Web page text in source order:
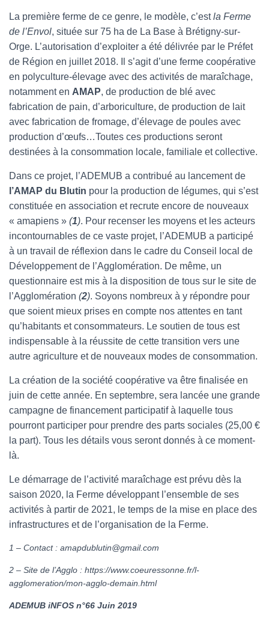
La première ferme de ce genre, le modèle, c’estla Ferme
de l’Envol, située sur 75 ha de La Base à Brétigny-sur-
Orge. L’autorisation d’exploiter a été délivrée par le Préfet
de Région en juillet 2018. Il s’agit d’une ferme coopérative
en polyculture-élevage avec des activités de maraîchage,
notamment en AMAP, de production de blé avec
fabrication de pain, d’arboriculture, de production de lait
avec fabrication de fromage, d’élevage de poules avec
production d’œufs…Toutes ces productions seront
destinées à la consommation locale, familiale et collective.
Dans ce projet, l’ADEMUB a contribué au lancement de
l’AMAP du Blutin pour la production de légumes, qui s’est
constituée en association et recrute encore de nouveaux
« amapiens » (1). Pour recenser les moyens et les acteurs
incontournables de ce vaste projet, l’ADEMUB a participé
à un travail de réflexion dans le cadre du Conseil local de
Développement de l’Agglomération. De même, un
questionnaire est mis à la disposition de tous sur le site de
l’Agglomération (2). Soyons nombreux à y répondre pour
que soient mieux prises en compte nos attentes en tant
qu’habitants et consommateurs. Le soutien de tous est
indispensable à la réussite de cette transition vers une
autre agriculture et de nouveaux modes de consommation.
La création de la société coopérative va être finalisée en
juin de cette année. En septembre, sera lancée une grande
campagne de financement participatif à laquelle tous
pourront participer pour prendre des parts sociales (25,00 €
la part). Tous les détails vous seront donnés à ce moment-
là.
Le démarrage de l’activité maraîchage est prévu dès la
saison 2020, la Ferme développant l’ensemble de ses
activités à partir de 2021, le temps de la mise en place des
infrastructures et de l’organisation de la Ferme.
1 – Contact : amapdublutin@gmail.com
2 – Site de l’Agglo : https://www.coeuressonne.fr/l-
agglomeration/mon-agglo-demain.html
ADEMUB iNFOS n°66 Juin 2019